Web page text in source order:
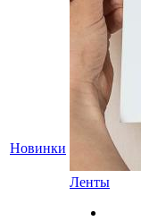
Новинки
Ленты